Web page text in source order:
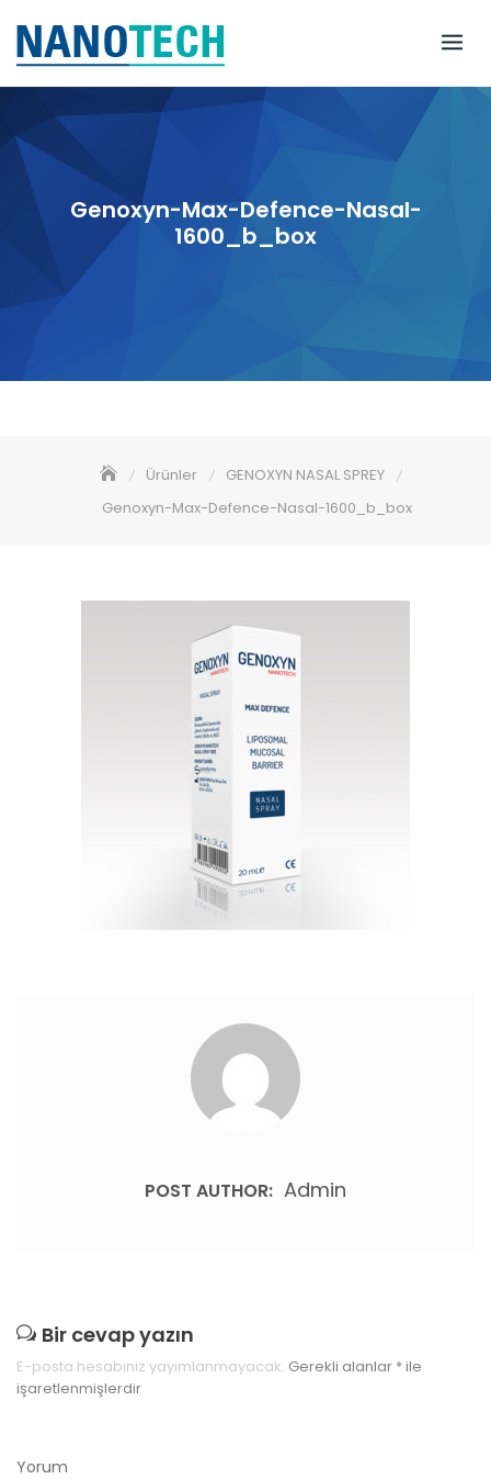
content
Genoxyn-Max-Defence-Nasal-
1600_b_box
Ürünler
GENOXYN NASAL SPREY
Genoxyn-Max-Defence-Nasal-1600_b_box
POST AUTHOR: Admin
Bir cevap yazın
E-posta hesabınız yayımlanmayacak. Gerekli alanlar *ile
işaretlenmişlerdir
Yorum